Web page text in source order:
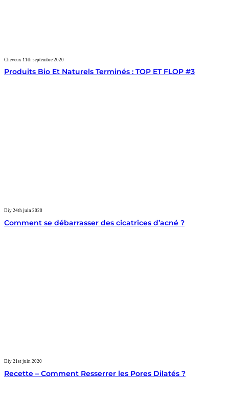
Cheveux 11th septembre 2020
Produits Bio Et Naturels Terminés : TOP ET FLOP #3
Diy 24th juin 2020
Comment se débarrasser des cicatrices d’acné ?
Diy 21st juin 2020
Recette – Comment Resserrer les Pores Dilatés ?